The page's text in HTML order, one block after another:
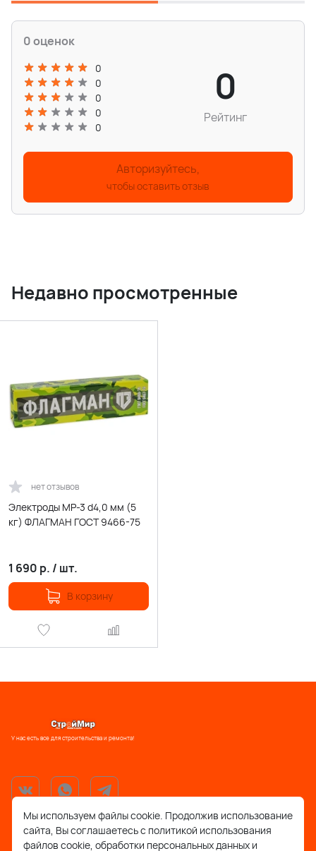
0 оценок
0
0
0
0
0
0
Рейтинг
Авторизуйтесь,
чтобы оставить отзыв
Недавно просмотренные
нет отзывов
Электроды МР-3 d4,0 мм (5
кг) ФЛАГМАН ГОСТ 9466-75
1 690 р. / шт.
В корзину
У нас есть все для строительства и ремонта!
support@stroymir48.ru
Мы используем файлы cookie. Продолжив использование
сайта, Вы соглашаетесь с политикой использования
файлов cookie, обработки персональных данных и